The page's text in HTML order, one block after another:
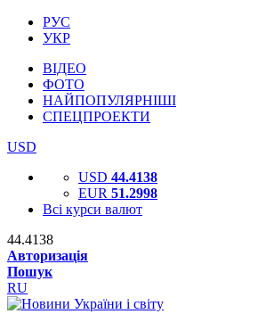
РУС
УКР
ВІДЕО
ФОТО
НАЙПОПУЛЯРНІШІ
СПЕЦПРОЕКТИ
USD
USD 44.4138
EUR 51.2998
Всі курси валют
44.4138
Авторизація
Пошук
RU